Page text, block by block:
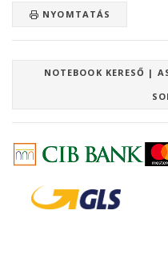
NYOMTATÁS
NOTEBOOK KERESŐ |